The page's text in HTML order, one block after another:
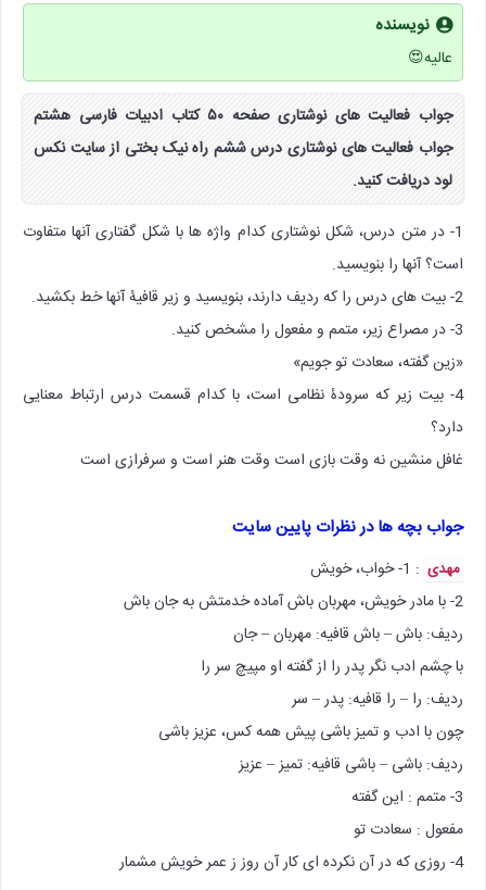
نویسنده
عالیه😍
جواب فعالیت های نوشتاری صفحه ۵۰ کتاب ادبیات فارسی هشتم
جواب فعالیت های نوشتاری درس ششم راه نیک بختی از سایت نکس
لود دریافت کنید.
1- در متن درس، شکل نوشتاری کدام واژه ها با شکل گفتاری آنها متفاوت
است؟ آنها را بنویسید.
2- بیت های درس را که ردیف دارند، بنویسید و زیر قافیۀ آنها خط بکشید.
3- در مصراع زیر، متمم و مفعول را مشخص کنید.
«زین گفته، سعادت تو جویم»
4- بیت زیر که سرودۀ نظامی است، با کدام قسمت درس ارتباط معنایی
دارد؟
غافل منشین نه وقت بازی است وقت هنر است و سرفرازی است
جواب بچه ها در نظرات پایین سایت
مهدی : 1- خواب، خویش
2- با مادر خویش، مهربان باش آماده خدمتش به جان باش
ردیف: باش – باش قافیه: مهربان – جان
با چشم ادب نگر پدر را از گفته او مپیچ سر را
ردیف: را – را قافیه: پدر – سر
چون با ادب و تمیز باشی پیش همه کس، عزیز باشی
ردیف: باشی – باشی قافیه: تمیز – عزیز
3- متمم : این گفته
مفعول : سعادت تو
4- روزی که در آن نکرده ای کار آن روز ز عمر خویش مشمار